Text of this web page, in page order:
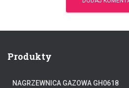
Produkty
NAGRZEWNICA GAZOWA GH0618